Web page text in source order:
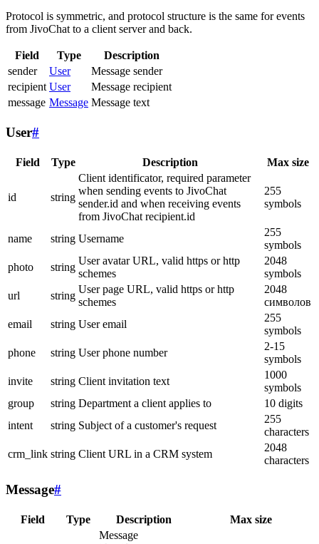
Protocol is symmetric, and protocol structure is the same for events
from JivoChat to a client server and back.
Field Type
Description
sender
User
Message sender
recipient User
Message recipient
message Message Message text
User#
Field Type Description Max size
id string
Client identificator, required parameter
when sending events to JivoChat
sender.id and when receiving events
from JivoChat recipient.id
255
symbols
name string Username
255
symbols
photo
string
User avatar URL, valid https or http
schemes
2048
symbols
url
string
User page URL, valid https or http
schemes
2048
символов
email
string User email
255
symbols
phone
string User phone number
2-15
symbols
invite
string Client invitation text
1000
symbols
group
string Department a client applies to
10 digits
intent
string Subject of a customer's request
255
characters
crm_link string Client URL in a CRM system
2048
characters
Message#
Field Type Description Max size
Message